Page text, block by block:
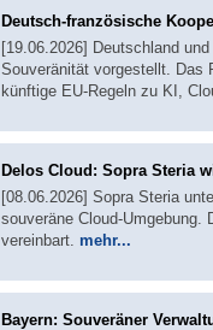
Deutsch-französische
[19.06.2026] Deutschland
Souveränität vorgestellt. Das
künftige EU-Regeln zu KI,
Delos Cloud: Sopra Steria
[08.06.2026] Sopra Steria
souveräne Cloud-Umgebung.
vereinbart. mehr...
Bayern: Souveräner